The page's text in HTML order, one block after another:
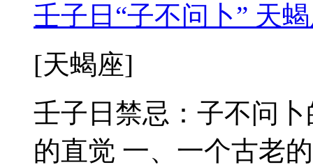
壬子日“子不问卜” 天
[天蝎座]
壬子日禁忌：子不问
的直觉 一、一个古老